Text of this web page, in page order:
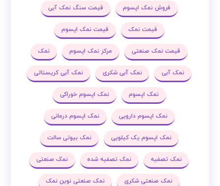
فروش نمک اپسوم قیمت سنگ نمک آبی
قیمت نمک قیمت نمک اپسوم
قیمت نمک صنعتی مرکز نمک اپسوم نمک
نمک آبی نمک آبی شکری نمک آبی کریستالی
نمک اپسوم نمک اپسوم خوراکی
نمک اپسوم دارویی نمک اپسوم درمانی
نمک اپسوم یک کیلویی نمک بیوتی سالت
نمک تصفیه نمک تصفیه شده نمک صنعتی
نمک صنعتی شکری نمک صنعتی نوین نمک